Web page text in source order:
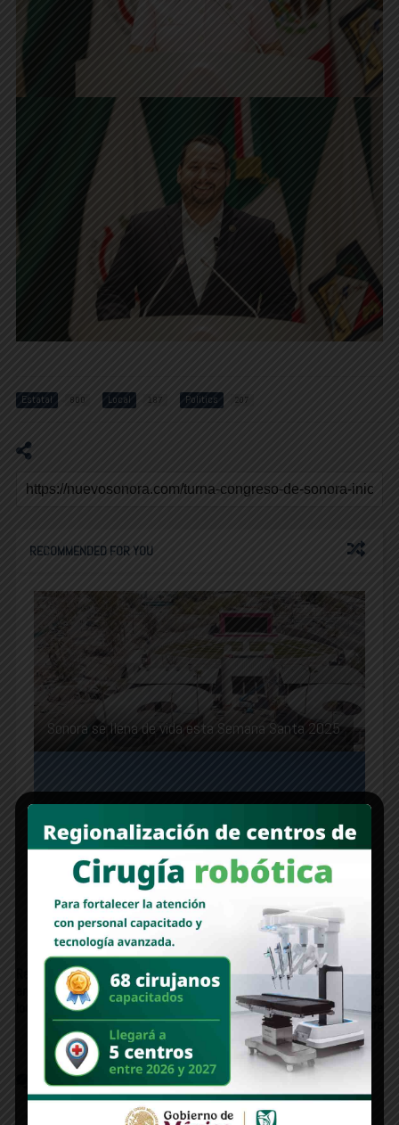
Estatal 800 Local 187 Politics 207
RECOMMENDED FOR YOU
Sonora se llena de vida esta Semana Santa 2025
Vuelven a bloquear carretera integrantes de la
tribu yaqui
Newer Post
Ramón Flores impulsa el deporte
en Ures con apoyo a equipos
Older Post
Tren Interoceánico se consolida:
Línea K tiene un avance del
87.68%; Primer tramo se
inaugurará en noviembre
COMMENTS
FACEBOOK: